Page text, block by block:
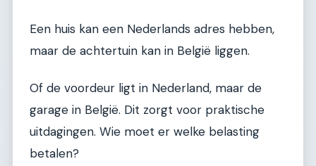
Een huis kan een Nederlands adres hebben,
maar de achtertuin kan in België liggen.
Of de voordeur ligt in Nederland, maar de
garage in België. Dit zorgt voor praktische
uitdagingen. Wie moet er welke belasting
betalen?